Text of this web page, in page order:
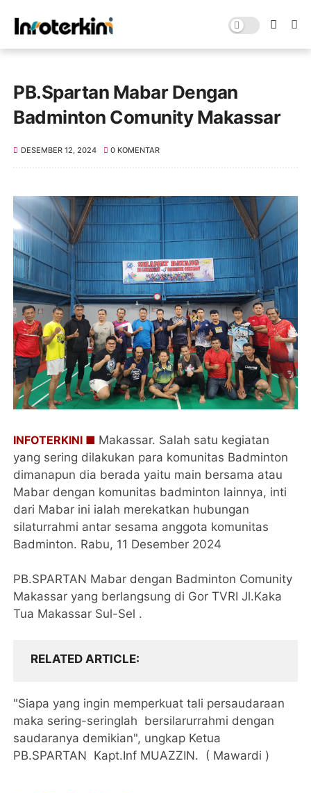
PB.Spartan Mabar Dengan
Badminton Comunity Makassar
DESEMBER 12, 2024 0 KOMENTAR
INFOTERKINI ■ Makassar. Salah satu kegiatan
yang sering dilakukan para komunitas Badminton
dimanapun dia berada yaitu main bersama atau
Mabar dengan komunitas badminton lainnya, inti
dari Mabar ini ialah merekatkan hubungan
silaturrahmi antar sesama anggota komunitas
Badminton. Rabu, 11 Desember 2024
PB.SPARTAN Mabar dengan Badminton Comunity
Makassar yang berlangsung di Gor TVRI Jl.Kaka
Tua Makassar Sul-Sel .
RELATED ARTICLE
"Siapa yang ingin memperkuat tali persaudaraan
maka sering-seringlah bersilarurrahmi dengan
saudaranya demikian", ungkap Ketua
PB.SPARTAN Kapt.Inf MUAZZIN. ( Mawardi )